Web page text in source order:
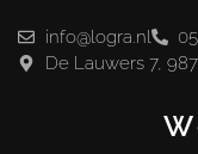
info@logra.nl
De Lauwers 7,